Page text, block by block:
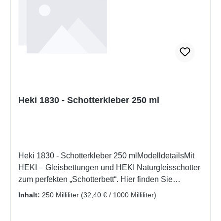
Heki 1830 - Schotterkleber 250 ml
Heki 1830 - Schotterkleber 250 mlModelldetailsMit
HEKI – Gleisbettungen und HEKI Naturgleisschotter
zum perfekten „Schotterbett“. Hier finden Sie
Gleisbettungen für alle gängigen Spurweiten,
Inhalt: 250 Milliliter (32,40 € / 1000 Milliliter)